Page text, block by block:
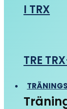
I TRX
TRE